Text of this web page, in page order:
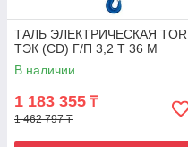
ТАЛЬ ЭЛЕКТРИЧЕСКАЯ TOR
ТЭК (CD) Г/П 3,2 Т 36 М
В наличии
1 183 355 ₸
1 462 797 ₸